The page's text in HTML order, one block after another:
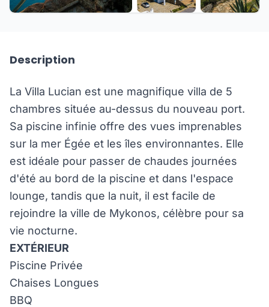
Description
La Villa Lucian est une magnifique villa de 5
chambres située au-dessus du nouveau port.
Sa piscine infinie offre des vues imprenables
sur la mer Égée et les îles environnantes. Elle
est idéale pour passer de chaudes journées
d'été au bord de la piscine et dans l'espace
lounge, tandis que la nuit, il est facile de
rejoindre la ville de Mykonos, célèbre pour sa
vie nocturne.
EXTÉRIEUR
Piscine Privée
Chaises Longues
BBQ